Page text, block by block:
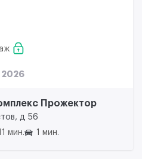
2026
Прожектор
д 56
мин. 1 мин.